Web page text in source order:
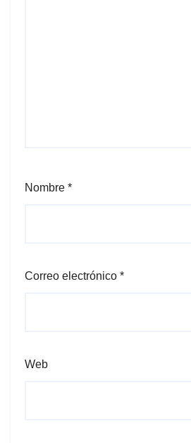
Nombre *
Correo electrónico *
Web